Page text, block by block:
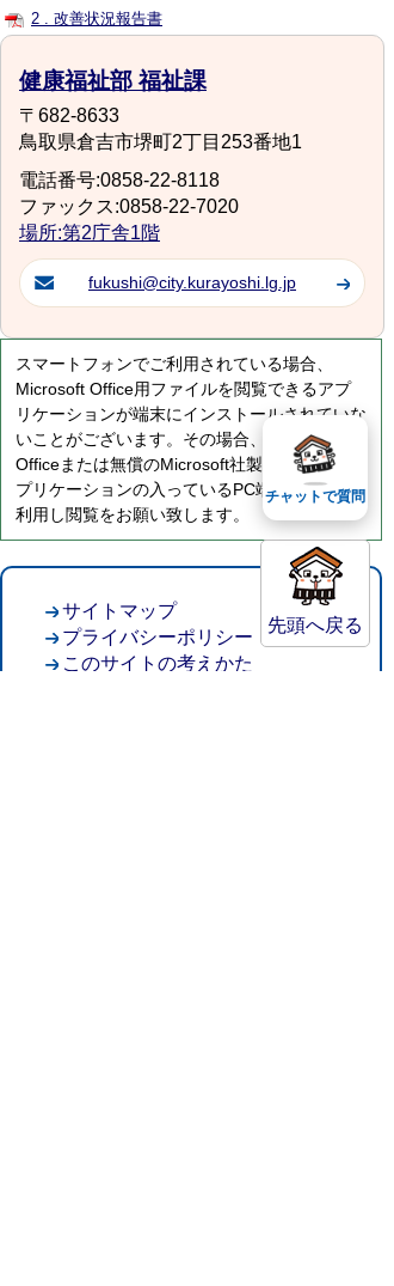
2 . 改善状況報告書
健康福祉部 福祉課
〒682-8633
鳥取県倉吉市堺町2丁目253番地1
電話番号:0858-22-8118
ファックス:0858-22-7020
場所:第2庁舎1階
fukushi@city.kurayoshi.lg.jp
スマートフォンでご利用されている場合、
Microsoft Office用ファイルを閲覧できるアプ
リケーションが端末にインストールされていな
いことがございます。その場合、Microsoft
Officeまたは無償のMicrosoft社製ビューアーア
プリケーションの入っているPC端末などをご
利用し閲覧をお願い致します。
先頭へ戻る
サイトマップ
プライバシーポリシー
このサイトの考えかた
チャットで質問